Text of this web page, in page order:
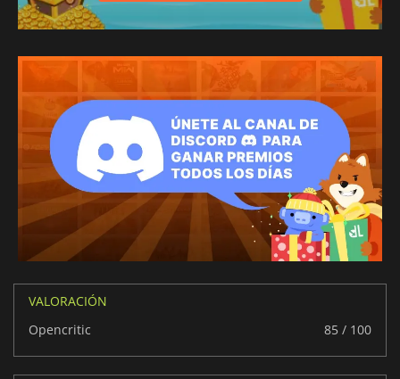
VALORACIÓN
Opencritic
85 / 100